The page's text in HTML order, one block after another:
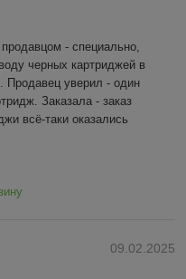
- специально,
черных картриджей в
Продавец уверил - один
Заказала - заказ
всё-таки оказались
09.02.2025